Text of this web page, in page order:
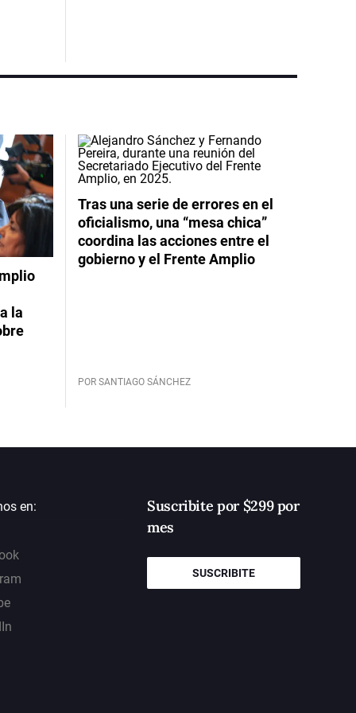
la
Tras una serie de errores en el
oficialismo, una “mesa chica”
coordina las acciones entre el
gobierno y el Frente Amplio
POR SANTIAGO SÁNCHEZ
en:
Suscribite por $299 por
mes
SUSCRIBITE